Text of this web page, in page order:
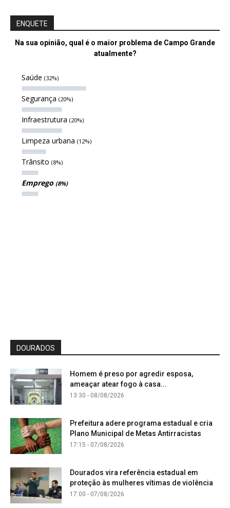
ENQUETE
Na sua opinião, qual é o maior problema de Campo Grande
atualmente?
Saúde (32%)
Segurança (20%)
Infraestrutura (20%)
Limpeza urbana (12%)
Trânsito (8%)
Emprego (8%)
DOURADOS
Homem é preso por agredir esposa,
ameaçar atear fogo à casa...
13:30 - 08/08/2026
Prefeitura adere programa estadual e cria
Plano Municipal de Metas Antirracistas
17:15 - 07/08/2026
Dourados vira referência estadual em
proteção às mulheres vítimas de violência
17:00 - 07/08/2026